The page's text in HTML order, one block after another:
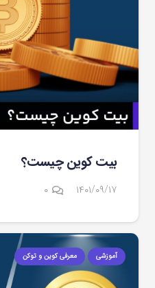
بیت کوین چیست؟
۱۴۰۱/۰۹/۱۷ ۰
آموزشی معرفی کوین و توکن